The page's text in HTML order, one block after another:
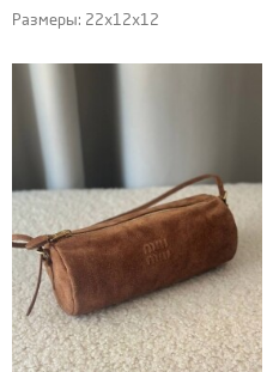
Размеры: 22х12х12